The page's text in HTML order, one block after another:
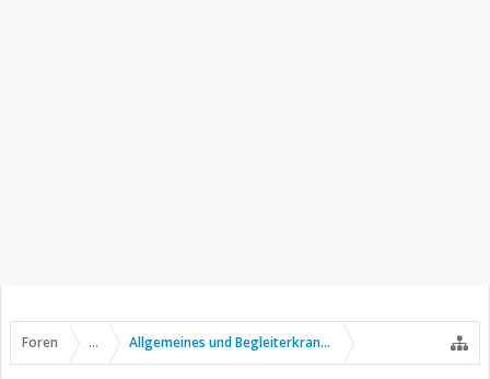
Foren ... Allgemeines und Begleiterkrankungen